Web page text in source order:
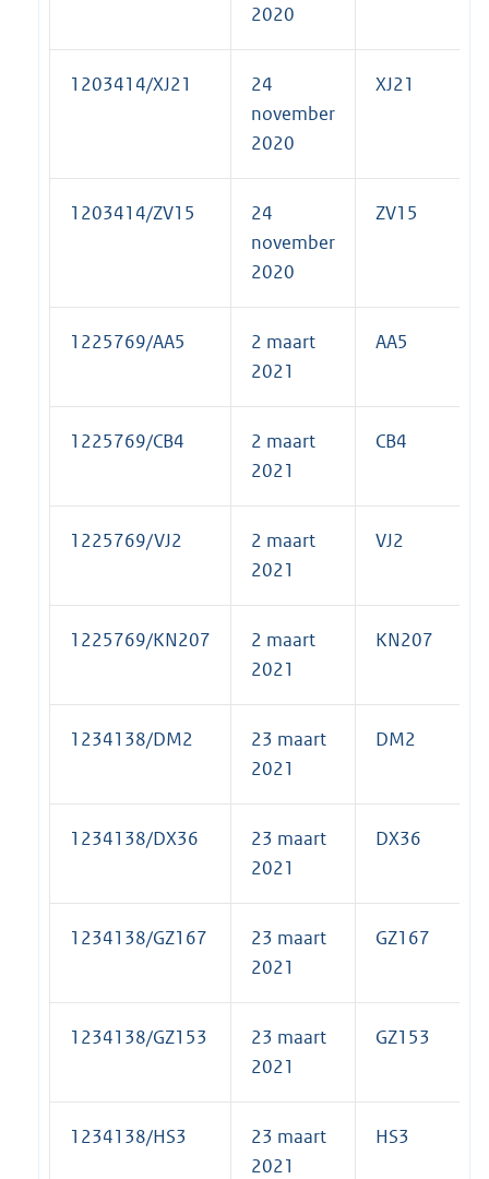
2020
1203414/XJ21
24
november
2020
XJ21
1203414/ZV15
24
november
2020
ZV15
1225769/AA5
2 maart
2021
AA5
1225769/CB4
2 maart
2021
CB4
1225769/VJ2
2 maart
2021
VJ2
1225769/KN207
2 maart
2021
KN207
1234138/DM2
23 maart
2021
DM2
1234138/DX36
23 maart
2021
DX36
1234138/GZ167
23 maart
2021
GZ167
1234138/GZ153
23 maart
2021
GZ153
1234138/HS3
23 maart
2021
HS3